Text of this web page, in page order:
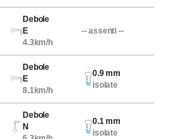
Debole
E
4.3km/h
-- assenti --
Debole
E
8.1km/h
0.9 mm
isolate
Debole
N
0.1 mm
isolate